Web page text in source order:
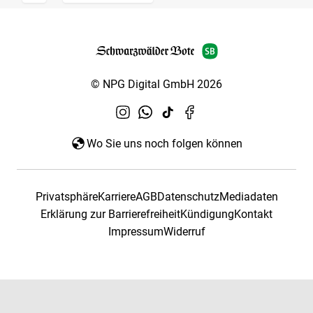
© NPG Digital GmbH 2026
Wo Sie uns noch folgen können
PrivatsphäreKarriereAGBDatenschutzMediadaten
Erklärung zur BarrierefreiheitKündigungKontakt
ImpressumWiderruf